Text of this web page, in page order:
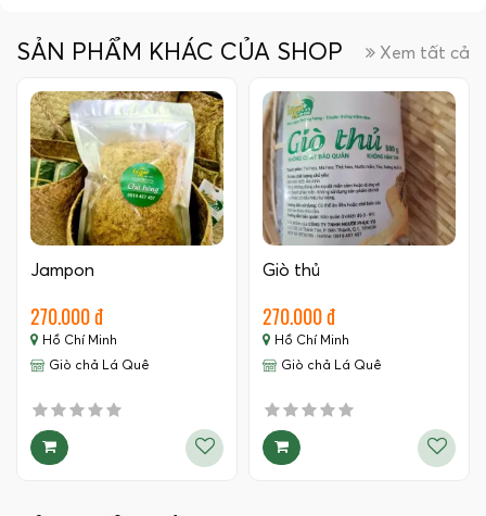
SẢN PHẨM KHÁC CỦA SHOP Xem tất cả
Jampon
270.000 đ
Hồ Chí Minh
Giò chả Lá Quê
Giò thủ
270.000 đ
Hồ Chí Minh
Giò chả Lá Quê